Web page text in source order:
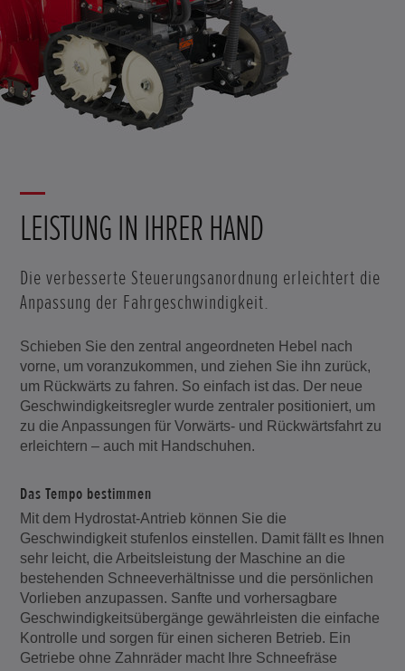
LEISTUNG IN IHRER HAND
Die verbesserte Steuerungsanordnung erleichtert die
Anpassung der Fahrgeschwindigkeit.
Schieben Sie den zentral angeordneten Hebel nach
vorne, um voranzukommen, und ziehen Sie ihn zurück,
um Rückwärts zu fahren. So einfach ist das. Der neue
Geschwindigkeitsregler wurde zentraler positioniert, um
zu die Anpassungen für Vorwärts- und Rückwärtsfahrt zu
erleichtern – auch mit Handschuhen.
Das Tempo bestimmen
Mit dem Hydrostat-Antrieb können Sie die
Geschwindigkeit stufenlos einstellen. Damit fällt es Ihnen
sehr leicht, die Arbeitsleistung der Maschine an die
bestehenden Schneeverhältnisse und die persönlichen
Vorlieben anzupassen. Sanfte und vorhersagbare
Geschwindigkeitsübergänge gewährleisten die einfache
Kontrolle und sorgen für einen sicheren Betrieb. Ein
Getriebe ohne Zahnräder macht Ihre Schneefräse